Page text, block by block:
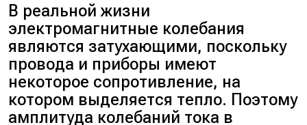
В реальной жизни
электромагнитные колебания
являются затухающими, поскольку
провода и приборы имеют
некоторое сопротивление, на
котором выделяется тепло. Поэтому
амплитуда колебаний тока в